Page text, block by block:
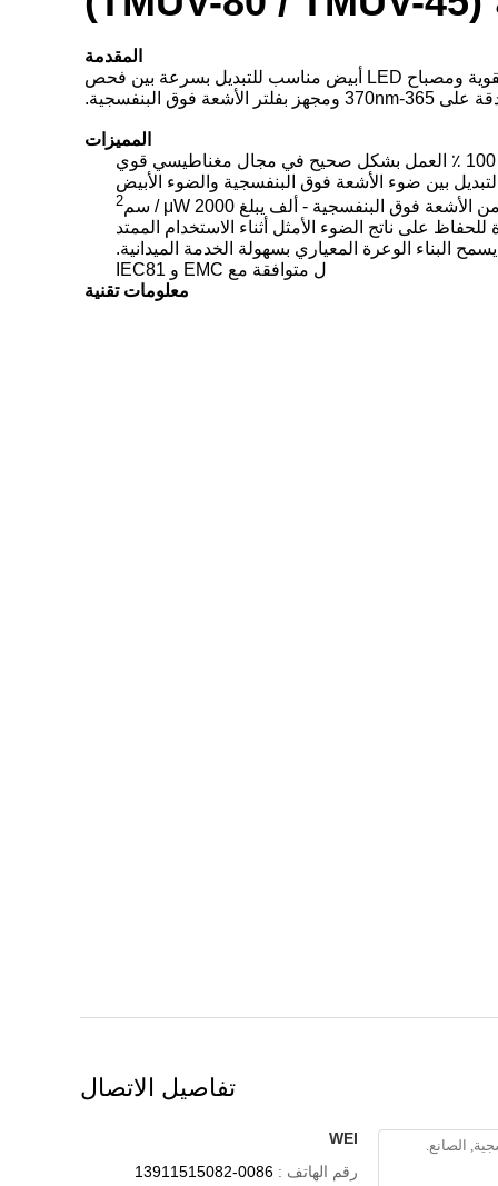
المقدمة
مصابيح LED المحمولة بالأشعة فوق البنفسجية تكيف معظم مزايا تقنية UV LED.تتميز مصابيح LED UV هذه بسلسلة TMUV القوية ومصباح LED أبيض مناسب للتبديل بسرعة بين فحص
المميزات
بين ضوء الأشعة فوق البنفسجية والضوء الأبيض
2
البناء الوعرة المعياري بسهولة الخدمة الميدانية.
ل متوافقة مع EMC و IEC81
معلومات تقنية
تفاصيل الاتصال
WEI
رقم الهاتف :